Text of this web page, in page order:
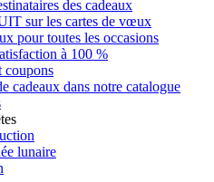
des cadeaux
sur les cartes de vœux
pour toutes les occasions
à 100 %
coupons
cadeaux dans notre catalogue
lunaire